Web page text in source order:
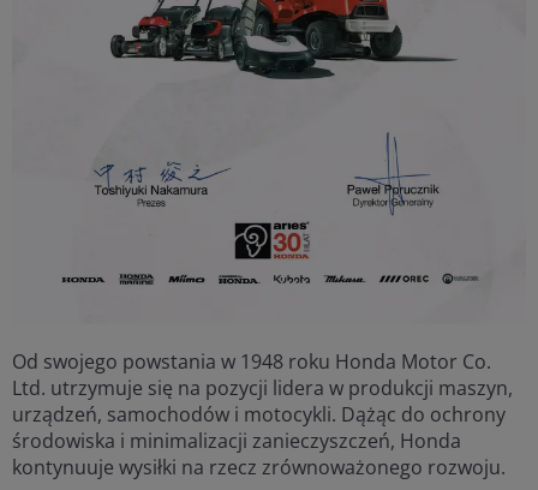
Od swojego powstania w 1948 roku Honda Motor Co.
Ltd. utrzymuje się na pozycji lidera w produkcji maszyn,
urządzeń, samochodów i motocykli. Dążąc do ochrony
środowiska i minimalizacji zanieczyszczeń, Honda
kontynuuje wysiłki na rzecz zrównoważonego rozwoju.